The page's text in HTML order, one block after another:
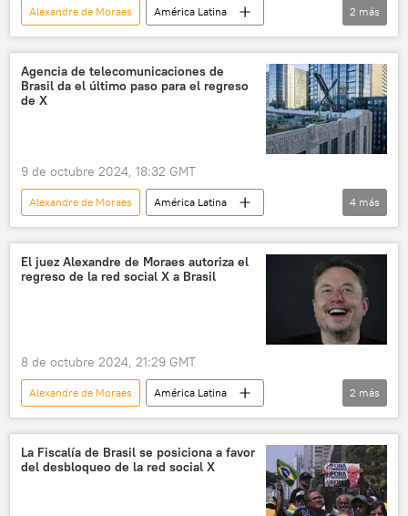
Alexandre de Moraes
América Latina
Brasil
Jair Bolsonaro política
2 más
Agencia de telecomunicaciones de
Brasil da el último paso para el regreso
de X
9 de octubre 2024, 18:32 GMT
Alexandre de Moraes
América Latina
Brasil
X (red social)
Elon Musk
justicia
redes sociales
4 más
El juez Alexandre de Moraes autoriza el
regreso de la red social X a Brasil
8 de octubre 2024, 21:29 GMT
Alexandre de Moraes
América Latina
Brasil
X (red social) Elon Musk
2 más
La Fiscalía de Brasil se posiciona a favor
del desbloqueo de la red social X